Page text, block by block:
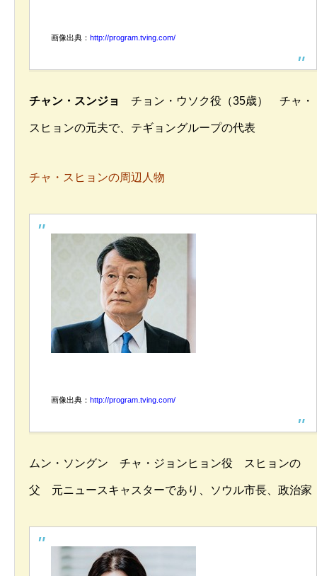
画像出典： http://program.tving.com/
チャン・スンジョ チョン・ウソク役（35歳） チャ・
スヒョンの元夫で、テギョングループの代表
チャ・スヒョンの周辺人物
画像出典： http://program.tving.com/
ムン・ソングン チャ・ジョンヒョン役 スヒョンの
父 元ニュースキャスターであり、ソウル市長、政治家